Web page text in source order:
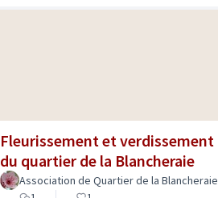
Fleurissement et verdissement
du quartier de la Blancheraie
Association de Quartier de la Blancheraie